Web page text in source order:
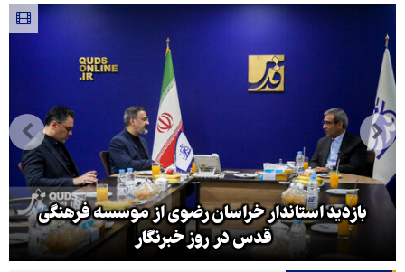
بازدید استاندار خراسان رضوی از موسسه فرهنگی
قدس در روز خبرنگار